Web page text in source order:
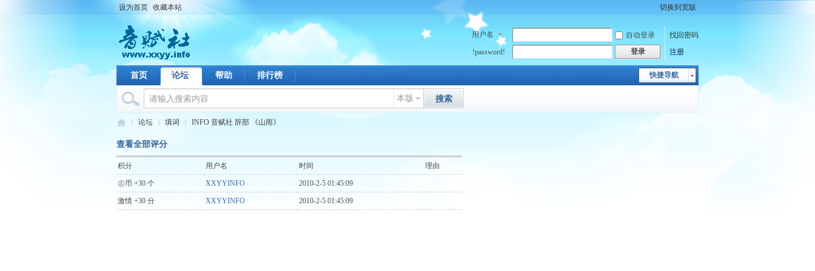
设为首页 收藏本站 切换到宽版
用户名 自动登录
找回密码
!password!
登录 注册
快捷导航
首页 论坛 帮助 排行榜
本版 搜索
音 ›
论坛
›
填词
›
INFO 音赋社 辞部 《山雨》
查看全部评分
积分 用户名 时间 理由
㊣币 +30 个 XXYYINFO 2010-2-5 01:45:09
激情 +30 分 XXYYINFO 2010-2-5 01:45:09